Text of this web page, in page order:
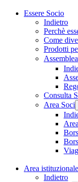
Essere Socio
Indietro
Perchè
Come
Prodotti
Consulta
Area Soci
Area istituzionale
Indietro